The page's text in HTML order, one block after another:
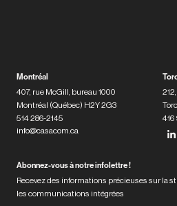
Montréal
407, rue McGill, bureau 1000
Montréal (Québec) H2Y 2G3
514 286-2145
info@casacom.ca
416
Abonnez-vous à notre infolettre !
Recevez des informations précieuses sur la
les communications intégrées